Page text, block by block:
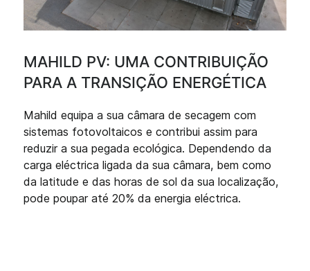
MAHILD PV: UMA CONTRIBUIÇÃO
PARA A TRANSIÇÃO ENERGÉTICA
Mahild equipa a sua câmara de secagem com
sistemas fotovoltaicos e contribui assim para
reduzir a sua pegada ecológica. Dependendo da
carga eléctrica ligada da sua câmara, bem como
da latitude e das horas de sol da sua localização,
pode poupar até 20% da energia eléctrica.